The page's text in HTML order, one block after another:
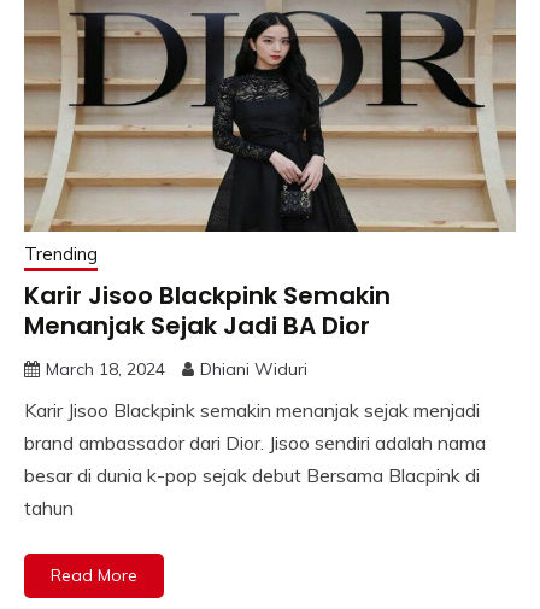
Trending
Karir Jisoo Blackpink Semakin
Menanjak Sejak Jadi BA Dior
March 18, 2024 Dhiani Widuri
Karir Jisoo Blackpink semakin menanjak sejak menjadi
brand ambassador dari Dior. Jisoo sendiri adalah nama
besar di dunia k-pop sejak debut Bersama Blacpink di
tahun
Read More